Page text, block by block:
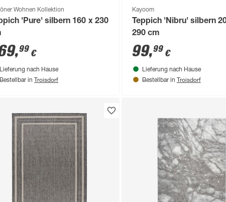
Wohnen Kollektion
'Pure' silbern 160 x 230
,99 €
Lieferung nach Hause
Bestellbar in Troisdorf
Kayoom
Teppich 'Nibru' silbern
290 cm
99,99€
Lieferung nach Hause
Bestellbar in Troisdorf